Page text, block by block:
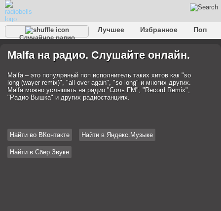
Случайное радио
Лучшее Избранное
Поп
Разговорное
Рэп Транс Дип-хаус
Фолк
Malfa на радио. Слушайте онлайн.
Malfa – это популряный поп исполнитель таких хитов как "so
long (wayer remix)", "all over again", "so long" и многих других.
Malfa можно услышать на радио "Соль FM", "Record Remix",
"Радио Вышка" и других радиостанциях.
Найти во ВКонтакте Найти в Яндекс.Музыке
Найти в Сбер.Звуке